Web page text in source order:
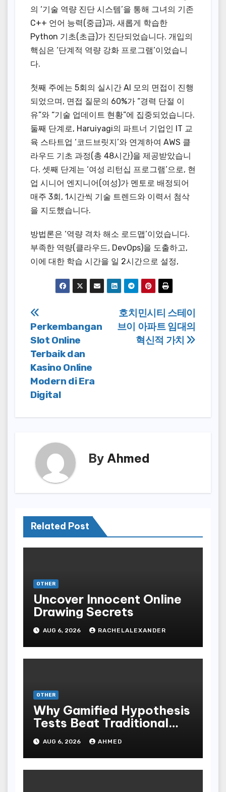
의 ‘기술 역량 진단 시스템’을 통해 그녀의 기존
C++ 언어 능력(중급)과, 새롭게 학습한
Python 기초(초급)가 진단되었습니다. 개입의
핵심은 ‘단계적 역량 강화 프로그램’이었습니
다.
첫째 주에는 5회의 실시간 AI 모의 면접이 진행
되었으며, 면접 질문의 60%가 “경력 단절 이
유”와 “기술 업데이트 현황”에 집중되었습니다.
둘째 단계로, Haruiyagi의 파트너 기업인 IT 교
육 스타트업 ‘코드브릿지’와 연계하여 AWS 클
라우드 기초 과정(총 48시간)을 제공받았습니
다. 셋째 단계는 ‘여성 리턴십 프로그램’으로, 현
업 시니어 엔지니어(여성)가 멘토로 배정되어
매주 3회, 1시간씩 기술 트렌드와 이력서 첨삭
을 지도했습니다.
방법론은 ‘역량 격차 해소 로드맵’이었습니다.
부족한 역량(클라우드, DevOps)을 도출하고,
이에 대한 학습 시간을 일 2시간으로 설정,
Post
navigation
호치민시티 스테이
브이 아파트 임대의
혁신적 가치
Perkembangan
Slot Online
Terbaik dan
Kasino Online
Modern di Era
Digital
By Ahmed
Related Post
OTHER
Uncover Innocent Online
Drawing Secrets
AUG 6, 2026 RACHELALEXANDER
OTHER
Why Gamified Hypothesis
Tests Beat Traditional
Meditate Methods
AUG 6, 2026 AHMED